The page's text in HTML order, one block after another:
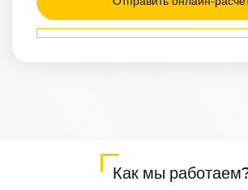
Другое
Маршрут
Арзамас —
Как мы